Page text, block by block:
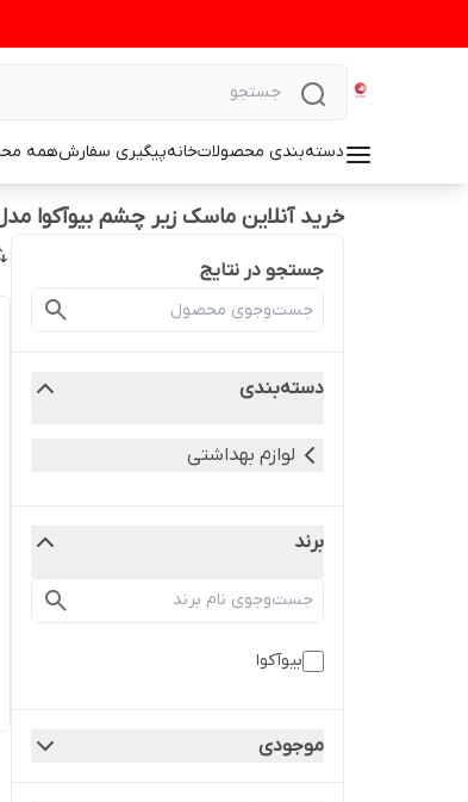
دسته‌بندی محصولاتخانهپیگیری سفارشهمه
خرید آنلاین ماسک زیر چشم بیوآکوا
جستجو در نتایج
دسته‌بندی
لوازم بهداشتی
برند
بیوآکوا
موجودی